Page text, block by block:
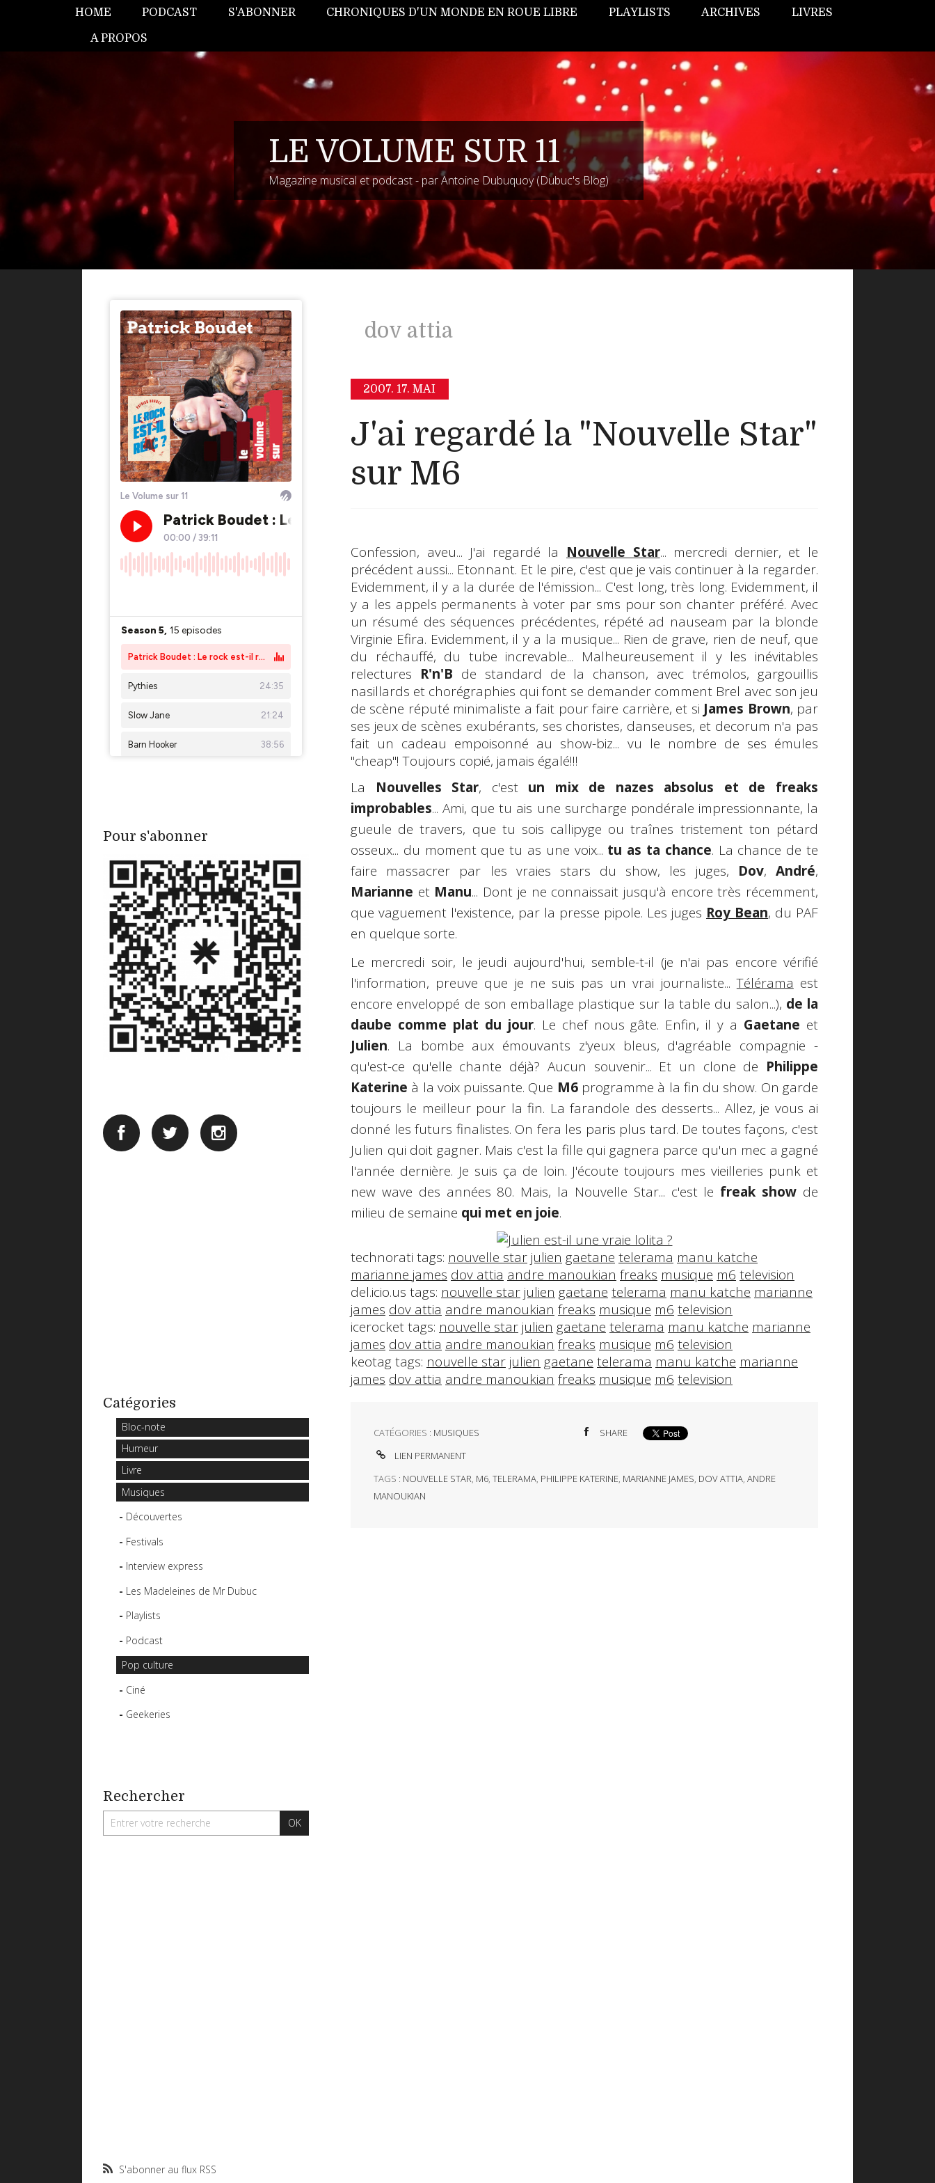
HOME PODCAST S'ABONNER CHRONIQUES D'UN MONDE EN ROUE LIBRE PLAYLISTS ARCHIVES LIVRES
A PROPOS
LE VOLUME SUR 11
Magazine musical et podcast - par Antoine Dubuquoy (Dubuc's Blog)
Pour s'abonner
Catégories
Bloc-note
Humeur
Livre
Musiques
Découvertes
Festivals
Interview express
Les Madeleines de Mr Dubuc
Playlists
Podcast
Pop culture
Ciné
Geekeries
Rechercher
S'abonner au flux RSS
dov attia
2007. 17. MAI
J'ai regardé la "Nouvelle Star"
sur M6
Confession, aveu... J'ai regardé la Nouvelle Star... mercredi dernier, et le
précédent aussi... Etonnant. Et le pire, c'est que je vais continuer à la regarder.
Evidemment, il y a la durée de l'émission... C'est long, très long. Evidemment, il
y a les appels permanents à voter par sms pour son chanter préféré. Avec
un résumé des séquences précédentes, répété ad nauseam par la blonde
Virginie Efira. Evidemment, il y a la musique... Rien de grave, rien de neuf, que
du réchauffé, du tube increvable... Malheureusement il y les inévitables
relectures R'n'B de standard de la chanson, avec trémolos, gargouillis
nasillards et chorégraphies qui font se demander comment Brel avec son jeu
de scène réputé minimaliste a fait pour faire carrière, et si James Brown, par
ses jeux de scènes exubérants, ses choristes, danseuses, et decorum n'a pas
fait un cadeau empoisonné au show-biz... vu le nombre de ses émules
"cheap"! Toujours copié, jamais égalé!!!
La Nouvelles Star, c'est un
mix de nazes absolus et de freaks
improbables... Ami, que tu ais une surcharge pondérale impressionnante, la
gueule de travers, que tu sois callipyge ou traînes tristement ton pétard
osseux... du moment que tu as une voix... tu as ta chance. La chance de te
faire massacrer par les vraies stars du show, les juges, Dov,André,
Marianne et Manu... Dont je ne connaissait jusqu'à encore très récemment,
que vaguement l'existence, par la presse pipole. Les juges Roy Bean, du PAF
en quelque sorte.
Le mercredi soir, le jeudi aujourd'hui, semble-t-il (je n'ai pas encore vérifié
l'information, preuve que je ne suis pas un vrai journaliste...Télérama est
encore enveloppé de son emballage plastique sur la table du salon...), de la
daube comme plat du jour. Le chef nous gâte. Enfin, il y a Gaetane et
Julien. La bombe aux émouvants z'yeuxbleus, d'agréable compagnie -
qu'est-ce qu'elle chante déjà? Aucun souvenir... Et un clone de Philippe
Katerine à la voix puissante. Que M6programme à la fin du show. On garde
toujours le meilleur pour la fin. La farandole des desserts... Allez, je vous ai
donné les futurs finalistes. On fera les paris plus tard. De toutes façons, c'est
Julien qui doit gagner. Mais c'est la fille qui gagnera parce qu'un mec a gagné
l'année dernière. Je suis ça de loin. J'écoute toujours mes vieilleries punk et
new wave des années 80. Mais, la Nouvelle Star... c'est le freak show de
milieu de semaine qui met en joie.
technorati tags: nouvelle star julien gaetane telerama manu katche
marianne james dov attia andre manoukian freaks musique m6 television
del.icio.us tags: nouvelle star julien gaetane telerama manu katche marianne
james dov attia andre manoukian freaks musique m6 television
icerocket tags: nouvelle star julien gaetane telerama manu katche marianne
james dov attia andre manoukian freaks musique m6 television
keotag tags: nouvelle star julien gaetane telerama manu katche marianne
james dov attia andre manoukian freaks musique m6 television
CATÉGORIES : MUSIQUES
SHARE
LIEN PERMANENT
TAGS : NOUVELLE STAR, M6, TELERAMA, PHILIPPE KATERINE, MARIANNE JAMES, DOV ATTIA, ANDRE
MANOUKIAN